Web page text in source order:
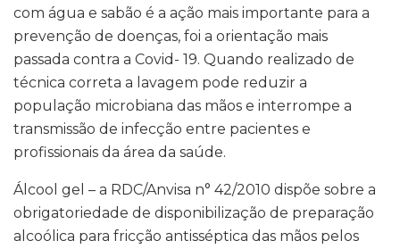
com água e sabão é a ação mais importante para a
prevenção de doenças, foi a orientação mais
passada contra a Covid- 19. Quando realizado de
técnica correta a lavagem pode reduzir a
população microbiana das mãos e interrompe a
transmissão de infecção entre pacientes e
profissionais da área da saúde.
Álcool gel – a RDC/Anvisa n° 42/2010 dispõe sobre a
obrigatoriedade de disponibilização de preparação
alcoólica para fricção antisséptica das mãos pelos